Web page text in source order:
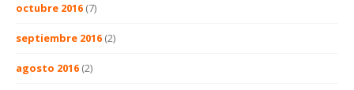
octubre 2016 (7)
septiembre 2016 (2)
agosto 2016 (2)